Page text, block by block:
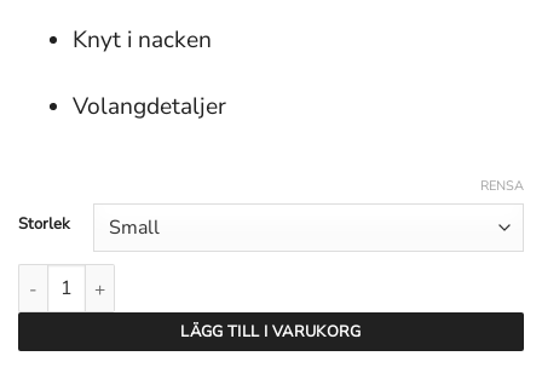
499 kr.
Knyt i nacken
Volangdetaljer
Storlek
RENSA
Copenhagen Muse CMnorma Short Dress - Svart mängd
LÄGG TILL I VARUKORG